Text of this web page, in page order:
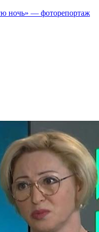
ночь» — фоторепортаж